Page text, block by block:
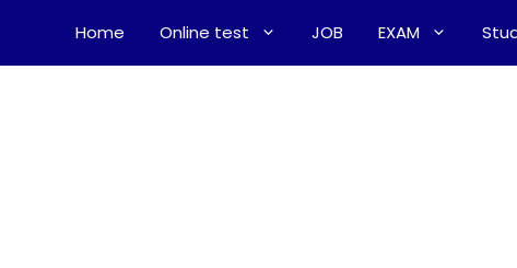
Home Online test JOB EXAM